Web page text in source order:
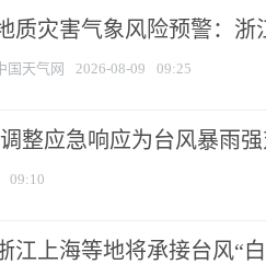
质灾害气象风险预警：浙
国天气网 2026-08-09 09:25
整应急响应为台风暴雨
09:10
江上海等地将承接台风“